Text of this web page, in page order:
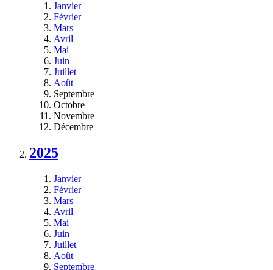
Janvier
Février
Mars
Avril
Mai
Juin
Juillet
Août
Septembre
Octobre
Novembre
Décembre
2025
Janvier
Février
Mars
Avril
Mai
Juin
Juillet
Août
Septembre